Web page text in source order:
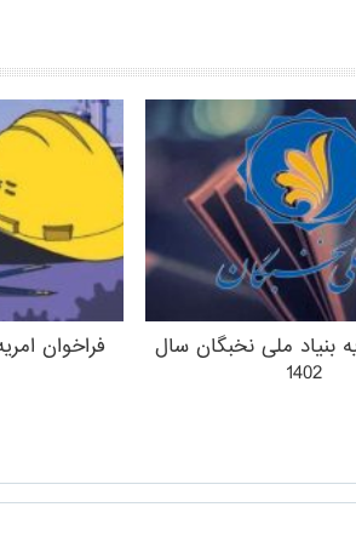
بنیاد ملی نخبگان سال
1402
فراخوان